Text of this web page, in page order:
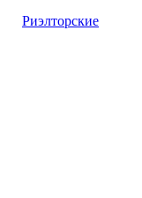
Риэлторские